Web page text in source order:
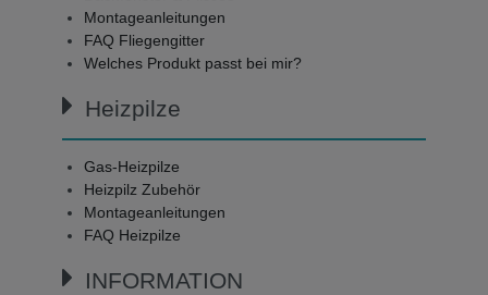
Montageanleitungen
FAQ Fliegengitter
Welches Produkt passt bei mir?
Heizpilze
Gas-Heizpilze
Heizpilz Zubehör
Montageanleitungen
FAQ Heizpilze
INFORMATION